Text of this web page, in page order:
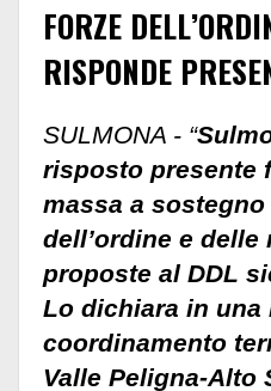
FORZE
RISPONDE
SULMONA - “
risposto presente
massa a
dell’ordine e delle
proposte al DDL
Lo dichiara in una
coordinamento
Valle Peligna-Alto